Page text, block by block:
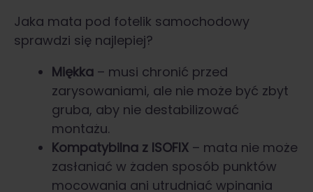
Jaka mata pod fotelik samochodowy
sprawdzi się najlepiej?
Miękka – musi chronić przed
zarysowaniami, ale nie może być zbyt
gruba, aby nie destabilizować
montażu.
Kompatybilna z ISOFIX – mata nie może
zasłaniać w żaden sposób punktów
mocowania ani utrudniać wpinania